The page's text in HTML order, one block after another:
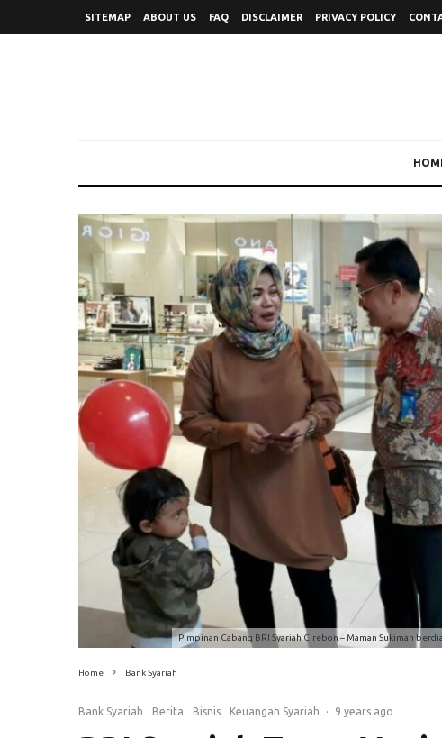
SITEMAP ABOUT US FAQ DISCLAIMER PRIVACY POLICY
Pimpinan Cabang BRI Syariah Cirebon – Maman Sukiman
Home Bank Syariah
Bank Syariah Berita Bisnis Keuangan Syariah · 9 years ago